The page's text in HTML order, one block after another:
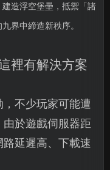
造浮空堡壘，抵禦「諸
界中締造新秩序。
裡有解決方案
不少玩家可能遭
於遊戲伺服器距
延遲高、下載速